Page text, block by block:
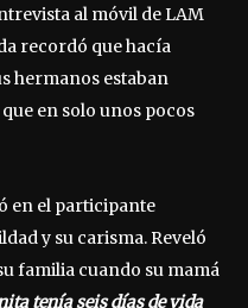
al móvil de LAM
recordó que hacía
hermanos estaban
en solo unos pocos
en el participante
y su carisma. Reveló
familia cuando su mamá
tenía seis días de vida